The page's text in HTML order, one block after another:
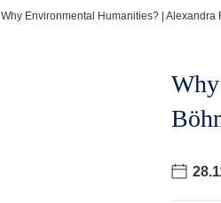
Why Environmental Humanities? |